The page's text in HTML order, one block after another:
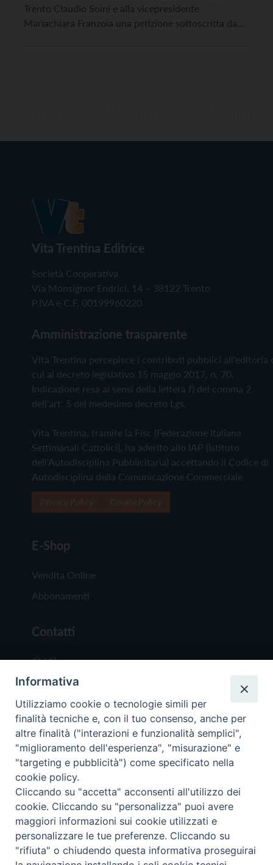
Trento Claudio Soini e alla vicepresidente
Mariachiara Franzoia una petizione sottoscritta da
Vita Trentina Editrice
Società Cooperativa
Via Monsignor Endrici, 14 – 38122 Trento
P.IVA e C.F. 00199960220
Amministrazione trasparente
Vita Trentina percepisce i contributi pubblici all'editoria
cui al decreto legislativo 15 maggio 2017, n. 70.
Indicazione resa ai sensi della lettera f) del comma 2
dell'art. 5 del medesimo decreto Lgs.
Vita Trentina, tramite la Fisc (Federazione Italiana
Settimanali Cattolici), ha aderito allo IAP (Istituto
dell'Autodisciplina Pubblicitaria) accettando il Codice di
Autodisciplina della Comunicazione Commerciale
E-Shop
Vendita Online
Abbonamenti
Contatti
Chi Siamo
Redazione
Scrivici
Copyright © 2019 - Tutti i diritti riservati - Vita
Trentina Editrice
Privacy Policy
Torna
Informativa
Utilizziamo cookie o tecnologie simili per
finalità tecniche e, con il tuo consenso, anche per
altre finalità ("interazioni e funzionalità semplici",
"miglioramento dell'esperienza", "misurazione" e
"targeting e pubblicità") come specificato nella
cookie policy.
Cliccando su "accetta" acconsenti all'utilizzo dei
cookie. Cliccando su "personalizza" puoi avere
maggiori informazioni sui cookie utilizzati e
personalizzare le tue preferenze. Cliccando su
"rifiuta" o chiudendo questa informativa proseguirai